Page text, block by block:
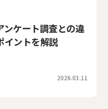
ンケート調査との違
イントを解説
2026.03.11